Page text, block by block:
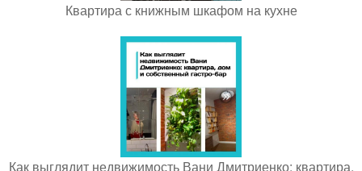
Квартира с книжным шкафом на кухне
Как выглядит недвижимость Вани Дмитриенко: квартира,